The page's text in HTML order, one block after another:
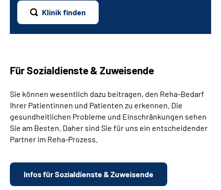
Gynaekologie
Krankheiten der Haut
Krankheiten des Atmungssystems
Krankheiten des Muskel- und Skelettsystems
Klinik finden
Für Sozialdienste & Zuweisende
Sie können wesentlich dazu beitragen, den Reha-Bedarf
Ihrer Patientinnen und Patienten zu erkennen. Die
gesundheitlichen Probleme und Einschränkungen sehen
Sie am Besten. Daher sind Sie für uns ein entscheidender
Partner im Reha-Prozess.
Infos für Sozialdienste & Zuweisende